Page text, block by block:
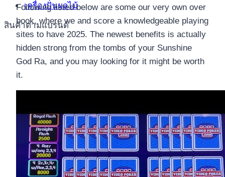
เครื่องปั่นผลไม้
สินค้าตามแบรนด์
Following listed below are some our very own over
book, where we and score a knowledgeable playing
sites to have 2025. The newest benefits is actually
hidden strong from the tombs of your Sunshine
God Ra, and you may looking for it might be worth
it.